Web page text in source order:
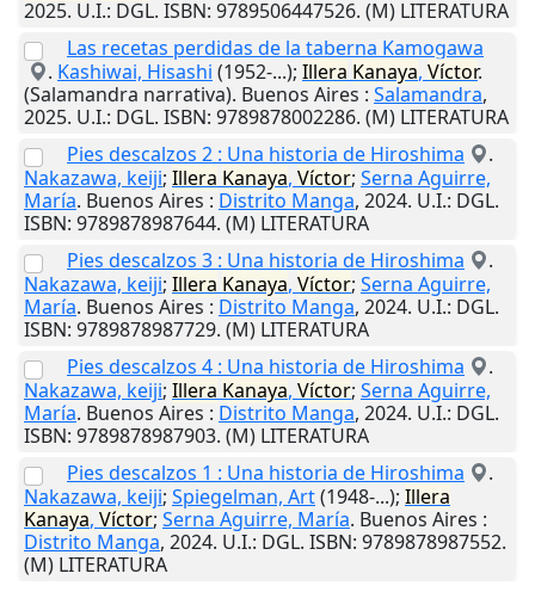
2025. U.I.: DGL. ISBN: 9789506447526. (M) LITERATURA
Las recetas perdidas de la taberna Kamogawa
. Kashiwai, Hisashi (1952-...); Illera Kanaya, Víctor.
(Salamandra narrativa). Buenos Aires : Salamandra,
2025. U.I.: DGL. ISBN: 9789878002286. (M) LITERATURA
Pies descalzos 2 : Una historia de Hiroshima
.
Nakazawa, keiji; Illera Kanaya, Víctor; Serna Aguirre,
María. Buenos Aires : Distrito Manga, 2024. U.I.: DGL.
ISBN: 9789878987644. (M) LITERATURA
Pies descalzos 3 : Una historia de Hiroshima
.
Nakazawa, keiji; Illera Kanaya, Víctor; Serna Aguirre,
María. Buenos Aires : Distrito Manga, 2024. U.I.: DGL.
ISBN: 9789878987729. (M) LITERATURA
Pies descalzos 4 : Una historia de Hiroshima
.
Nakazawa, keiji; Illera Kanaya, Víctor; Serna Aguirre,
María. Buenos Aires : Distrito Manga, 2024. U.I.: DGL.
ISBN: 9789878987903. (M) LITERATURA
Pies descalzos 1 : Una historia de Hiroshima
.
Nakazawa, keiji; Spiegelman, Art(1948-...); Illera
Kanaya, Víctor; Serna Aguirre, María. Buenos Aires :
Distrito Manga, 2024. U.I.: DGL. ISBN: 9789878987552.
(M) LITERATURA